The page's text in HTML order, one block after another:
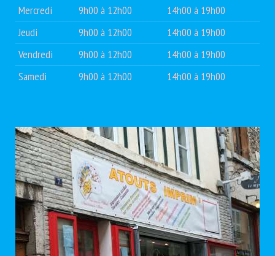
Mercredi
9h00 à 12h00
14h00 à 19h00
Jeudi
9h00 à 12h00
14h00 à 19h00
Vendredi
9h00 à 12h00
14h00 à 19h00
Samedi
9h00 à 12h00 14h00 à 19h00